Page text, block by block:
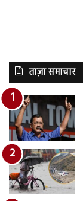
ताज़ा समाचार